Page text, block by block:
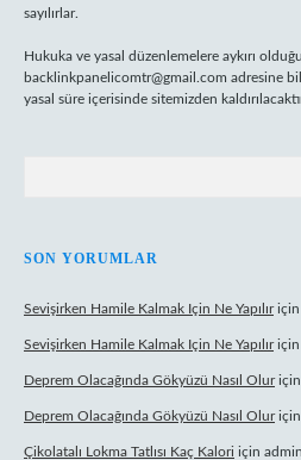
sayılırlar.
Hukuka ve yasal düzenlemelere aykırı
backlinkpanelicomtr@gmail.com adresine
yasal süre içerisinde sitemizden
SON YORUMLAR
Sevişirken Hamile Kalmak Için Ne Yapılıriçin
Sevişirken Hamile Kalmak Için Ne Yapılıriçin
Deprem Olacağında Gökyüzü Nasıl Oluriçin
Deprem Olacağında Gökyüzü Nasıl Oluriçin
Çikolatalı Lokma Tatlısı Kaç Kalori için admin